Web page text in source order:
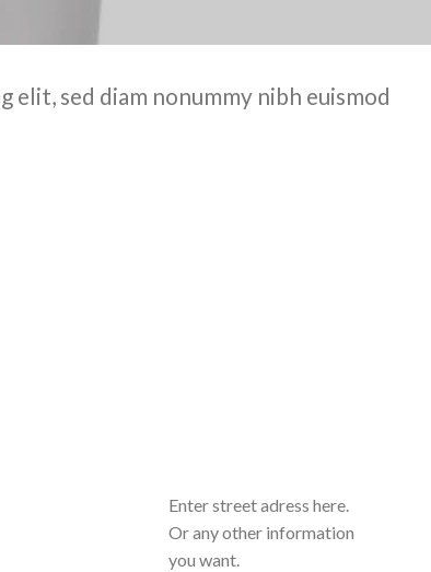
sed diam nonummy nibh euismod
Enter street adress here.
Or any other information
you want.